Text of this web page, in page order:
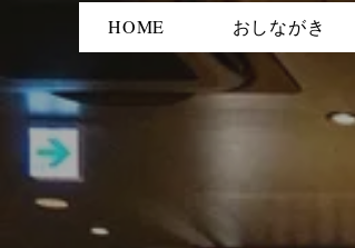
HOME おしながき